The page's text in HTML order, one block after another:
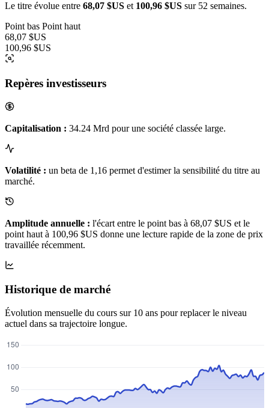
Le titre évolue entre 68,07 $US et 100,96 $US sur 52 semaines.
Point bas Point haut
68,07 $US
100,96 $US
Repères investisseurs
Capitalisation : 34.24 Mrd pour une société classée large.
Volatilité : un beta de 1,16 permet d'estimer la sensibilité du titre au
marché.
Amplitude annuelle : l'écart entre le point bas à 68,07 $US et le
point haut à 100,96 $US donne une lecture rapide de la zone de prix
travaillée récemment.
Historique de marché
Évolution mensuelle du cours sur 10 ans pour replacer le niveau
actuel dans sa trajectoire longue.